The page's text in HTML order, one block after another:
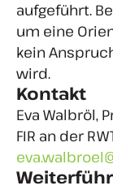
aufgeführt.
um eine
kein
wird.
Kontakt
Eva Walbröl,
FIR an der